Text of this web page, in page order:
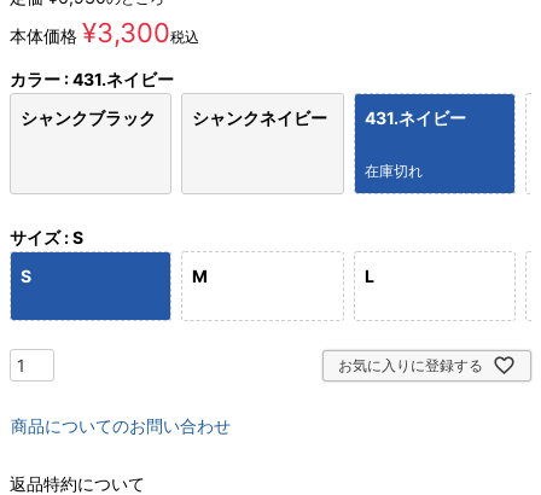
本体価格 ¥3,300税込
カラー 431.ネイビー
シャンクブラック
シャンクネイビー 431.ネイビー
在庫切れ
サイズ S
S
M L
お気に入りに登録する
商品についてのお問い合わせ
返品特約について